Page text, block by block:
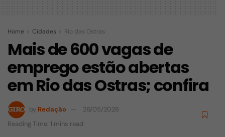
Home Cidades Rio das Ostras
Mais de 600 vagas de
emprego estão abertas
em Rio das Ostras; confira
by Redação
26/05/2026
Reading Time: 1 mins read